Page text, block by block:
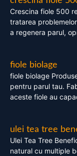
Crescina fiole 500
tratarea
a regenera parul,
fiole biolage
fiole biolage
pentru parul tau.
aceste fiole au
ulei tea tree
Ulei Tea Tree
natural cu multiple